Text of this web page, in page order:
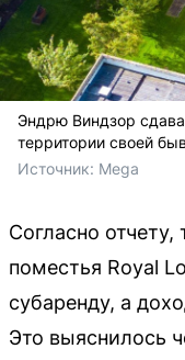
Эндрю Виндзор
территории своей
Источник: Mega
Согласно
поместья Royal
субаренду, а
Это выяснилось